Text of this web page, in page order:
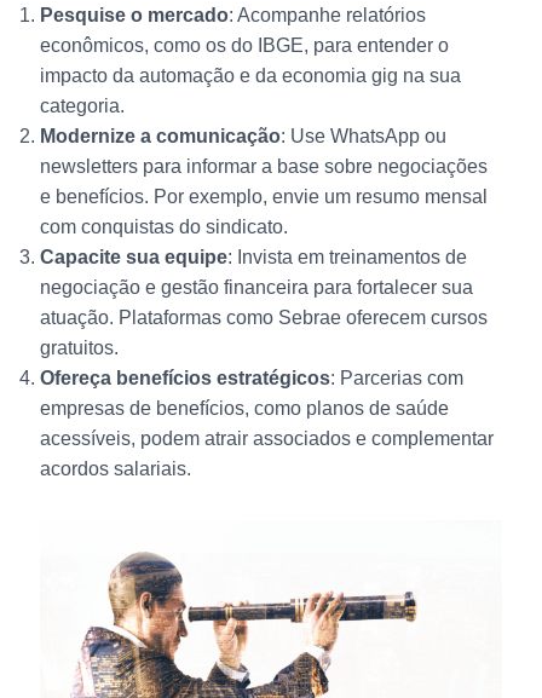
Pesquise o mercado: Acompanhe relatórios
econômicos, como os do IBGE, para entender o
impacto da automação e da economia gig na sua
categoria.
Modernize a comunicação: Use WhatsApp ou
newsletters para informar a base sobre negociações
e benefícios. Por exemplo, envie um resumo mensal
com conquistas do sindicato.
Capacite sua equipe: Invista em treinamentos de
negociação e gestão financeira para fortalecer sua
atuação. Plataformas como Sebrae oferecem cursos
gratuitos.
Ofereça benefícios estratégicos: Parcerias com
empresas de benefícios, como planos de saúde
acessíveis, podem atrair associados e complementar
acordos salariais.